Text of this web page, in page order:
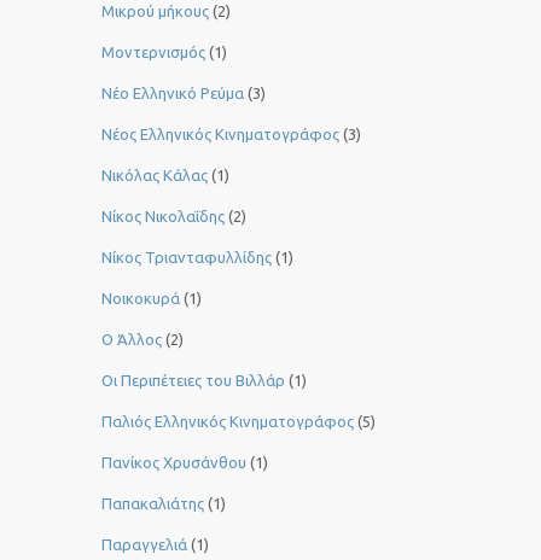
Μικρού μήκους (2)
Μοντερνισμός (1)
Νέο Ελληνικό Ρεύμα (3)
Νέος Ελληνικός Κινηματογράφος (3)
Νικόλας Κάλας (1)
Νίκος Νικολαΐδης (2)
Νίκος Τριανταφυλλίδης (1)
Νοικοκυρά (1)
Ο Άλλος (2)
Οι Περιπέτειες του Βιλλάρ (1)
Παλιός Ελληνικός Κινηματογράφος (5)
Πανίκος Χρυσάνθου (1)
Παπακαλιάτης (1)
Παραγγελιά (1)